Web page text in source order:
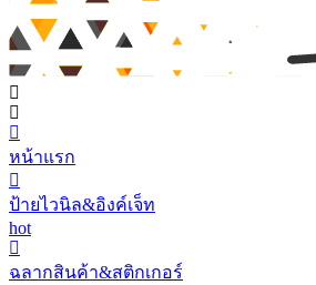
หน้าแรก
ป้ายไวนิล&อิงค์เจ็ท
hot
ฉลากสินค้า&สติกเกอร์